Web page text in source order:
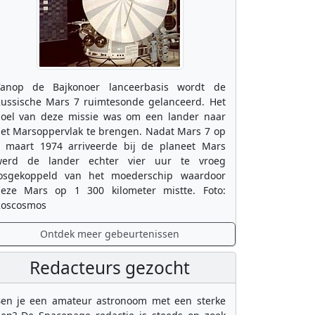
de Bajkonoer lanceerbasis wordt de
Mars 7 ruimtesonde gelanceerd. Het
van deze missie was om een lander naar
Marsoppervlak te brengen. Nadat Mars 7 op
maart 1974 arriveerde bij de planeet Mars
de lander echter vier uur te vroeg
van het moederschip waardoor
Mars op 1 300 kilometer mistte. Foto:
Ontdek meer gebeurtenissen
Redacteurs gezocht
je een amateur astronoom met een sterke